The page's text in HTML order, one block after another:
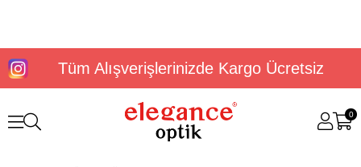
Tüm Alışverişlerinizde Kargo Ücretsiz
0